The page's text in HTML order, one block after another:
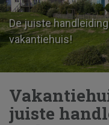
De juiste
vakantiehuis!
juiste